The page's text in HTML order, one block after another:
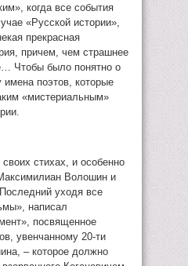
когда все события
«Русской истории»,
прекрасная
причем, чем страшнее
Чтобы было понятно о
имена поэтов, которые
«мистериальным»
стихах, и особенно
Волошин и
уходя все
написал
посвященное
увенчанному 20-ти
– которое должно